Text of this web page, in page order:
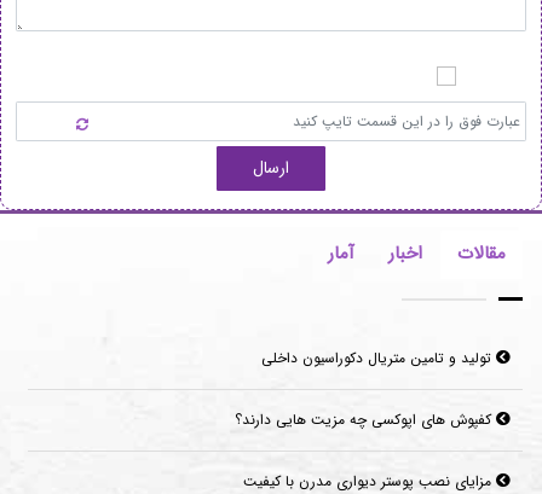
ارسال
مقالات اخبار آمار
تولید و تامین متریال دکوراسیون داخلی
کفپوش های اپوکسی چه مزیت هایی دارند؟
مزایای نصب پوستر دیواری مدرن با کیفیت